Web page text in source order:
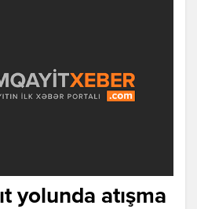
yolunda atışma